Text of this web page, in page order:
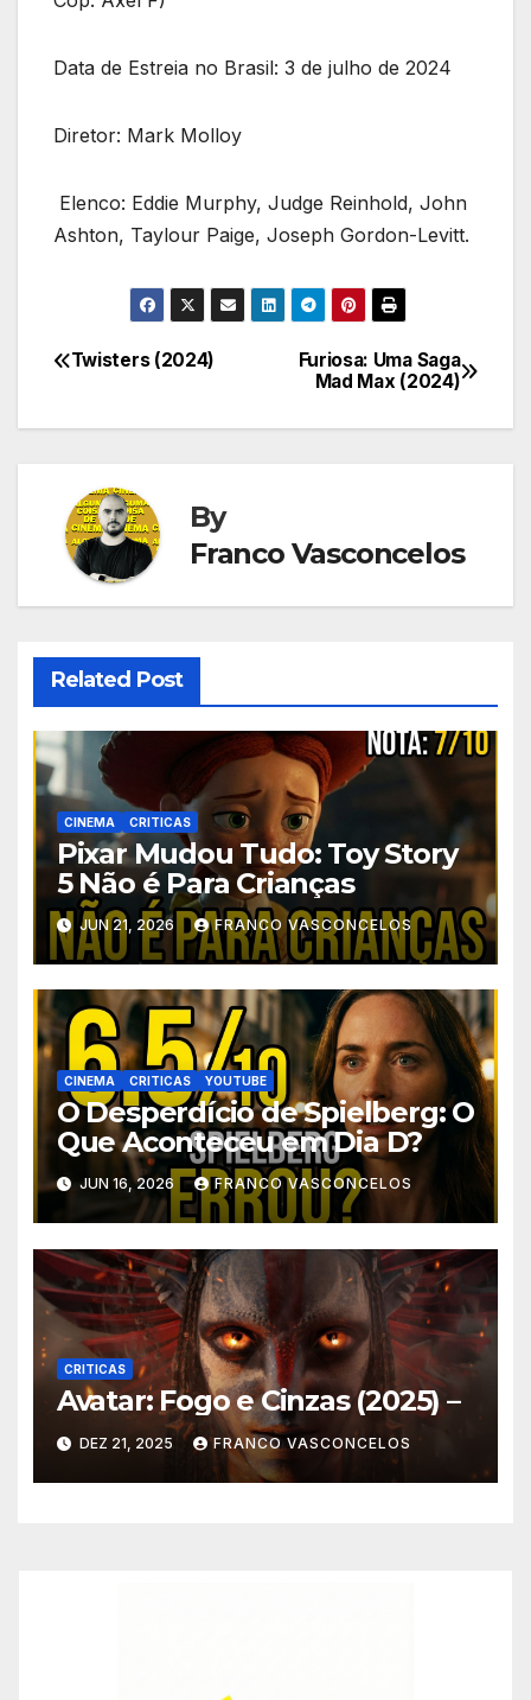
Data de Estreia no Brasil: 3 de julho de 2024
Diretor: Mark Molloy
Elenco: Eddie Murphy, Judge Reinhold, John
Ashton, Taylour Paige, Joseph Gordon-Levitt.
Navegação
de
Furiosa: Uma Saga
Mad Max (2024)
Twisters (2024)
By
Franco Vasconcelos
Related Post
CINEMA CRITICAS
Pixar Mudou Tudo: Toy Story
5 Não é Para Crianças
JUN 21, 2026 FRANCO VASCONCELOS
CINEMA CRITICAS YOUTUBE
O Desperdício de Spielberg: O
Que Aconteceu em Dia D?
JUN 16, 2026 FRANCO VASCONCELOS
CRITICAS
Avatar: Fogo e Cinzas (2025) –
DEZ 21, 2025 FRANCO VASCONCELOS